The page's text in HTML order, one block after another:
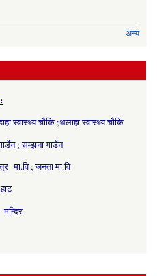
अन्य
स्वास्थ्य चौकि ;थलाहा स्वास्थ्य चौकि
; सम्झना गार्डेन
मा.वि ; जनता मा.वि